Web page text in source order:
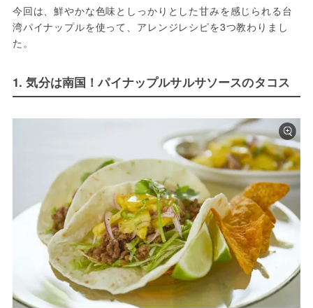
今回は、鮮やかな色味としっかりとした甘みを感じられる台
湾パイナップルを使って、アレンジレシピを3つ教わりまし
た。
1. 気分は南国！パイナップルサルサソースのタコス